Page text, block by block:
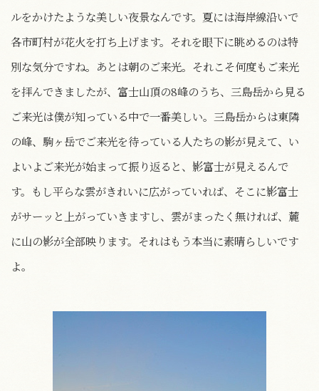
ルをかけたような美しい夜景なんです。夏には海岸線沿いで
各市町村が花火を打ち上げます。それを眼下に眺めるのは特
別な気分ですね。あとは朝のご来光。それこそ何度もご来光
を拝んできましたが、富士山頂の8峰のうち、三島岳から見る
ご来光は僕が知っている中で一番美しい。三島岳からは東隣
の峰、駒ヶ岳でご来光を待っている人たちの影が見えて、い
よいよご来光が始まって振り返ると、影富士が見えるんで
す。もし平らな雲がきれいに広がっていれば、そこに影富士
がサーッと上がっていきますし、雲がまったく無ければ、麓
に山の影が全部映ります。それはもう本当に素晴らしいです
よ。